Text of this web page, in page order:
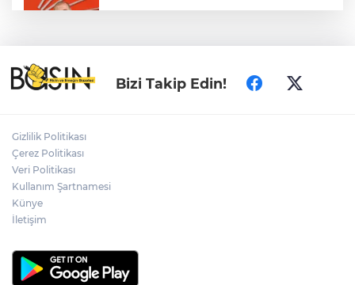
Türkiye ile Vietnam arasında 'hava'da
yeni dönem... Sefer kapasitesi artırıldı
Bizi Takip Edin!
Gizlilik Politikası
Çerez Politikası
Veri Politikası
Kullanım Şartnamesi
Künye
İletişim